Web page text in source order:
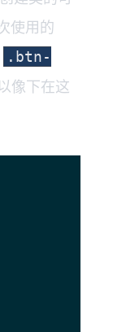
使用的
.btn-
像下在这